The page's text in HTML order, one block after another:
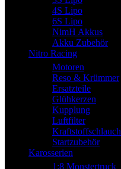
4S Lipo
6S Lipo
NimH Akkus
Akku Zubehör
Nitro Racing
Motoren
Reso & Krümmer
Ersatzteile
Glühkerzen
Kupplung
Luftfilter
Kraftstoffschlauch
Startzubehör
Karosserien
1:8 Monstertruck